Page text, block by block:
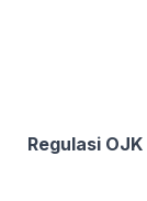
Regulasi OJK